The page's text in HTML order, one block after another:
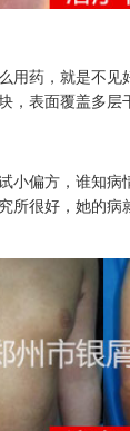
用药，就是不
表面覆盖多层
小偏方，谁知
所很好，她的